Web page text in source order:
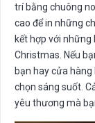
trí bằng chuông
cao để in những
kết hợp với
Christmas. Nếu
bạn hay cửa
chọn sáng suốt.
yêu thương mà